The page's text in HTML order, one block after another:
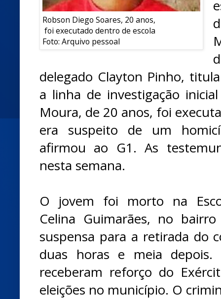
Robson Diego Soares, 20 anos,
foi executado dentro de escola
Foto: Arquivo pessoal
delegado Clayton Pinho,
a linha de investigação
Moura, de 20 anos, foi
era suspeito de um
afirmou ao G1. As
nesta semana.
O jovem foi morto na
Celina Guimarães, no
suspensa para a retirada do
duas horas e meia
receberam reforço do
eleições no município. O